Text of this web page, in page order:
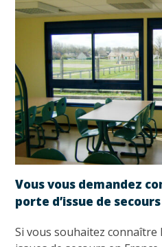
Vous vous demandez
porte d’issue de secours
Si vous souhaitez